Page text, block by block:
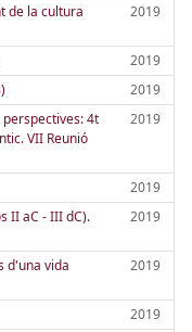
de la cultura
2019
2019
2019
perspectives: 4t
VII Reunió
2019
2019
II aC - III dC).
2019
d'una vida
2019
2019